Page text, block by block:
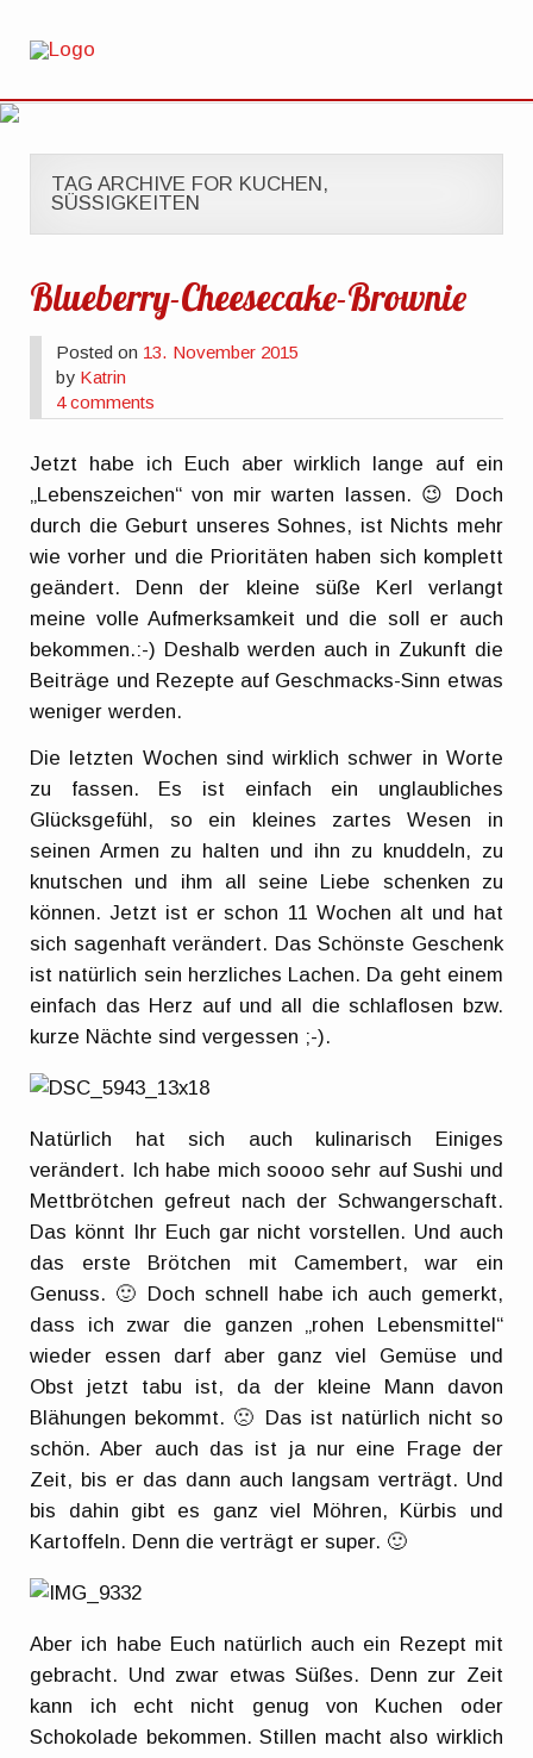
TAG ARCHIVE FOR KUCHEN,
SÜSSIGKEITEN
Blueberry-Cheesecake-Brownie
Posted on 13. November 2015
by Katrin
4 comments
Jetzt habe ich Euch aber wirklich lange auf ein
„Lebenszeichen“ von mir warten lassen. 😉 Doch
durch die Geburt unseres Sohnes, ist Nichts mehr
wie vorher und die Prioritäten haben sich komplett
geändert. Denn der kleine süße Kerl verlangt
meine volle Aufmerksamkeit und die soll er auch
bekommen.:-) Deshalb werden auch in Zukunft die
Beiträge und Rezepte auf Geschmacks-Sinn etwas
weniger werden.
Die letzten Wochen sind wirklich schwer in Worte
zu fassen. Es ist einfach ein unglaubliches
Glücksgefühl, so ein kleines zartes Wesen in
seinen Armen zu halten und ihn zu knuddeln, zu
knutschen und ihm all seine Liebe schenken zu
können. Jetzt ist er schon 11 Wochen alt und hat
sich sagenhaft verändert. Das Schönste Geschenk
ist natürlich sein herzliches Lachen. Da geht einem
einfach das Herz auf und all die schlaflosen bzw.
kurze Nächte sind vergessen ;-).
Natürlich hat sich auch kulinarisch Einiges
verändert. Ich habe mich soooo sehr auf Sushi und
Mettbrötchen gefreut nach der Schwangerschaft.
Das könnt Ihr Euch gar nicht vorstellen. Und auch
das erste Brötchen mit Camembert, war ein
Genuss. 🙂 Doch schnell habe ich auch gemerkt,
dass ich zwar die ganzen „rohen Lebensmittel“
wieder essen darf aber ganz viel Gemüse und
Obst jetzt tabu ist, da der kleine Mann davon
Blähungen bekommt. 🙁 Das ist natürlich nicht so
schön. Aber auch das ist ja nur eine Frage der
Zeit, bis er das dann auch langsam verträgt. Und
bis dahin gibt es ganz viel Möhren, Kürbis und
Kartoffeln. Denn die verträgt er super. 🙂
Aber ich habe Euch natürlich auch ein Rezept mit
gebracht. Und zwar etwas Süßes. Denn zur Zeit
kann ich echt nicht genug von Kuchen oder
Schokolade bekommen. Stillen macht also wirklich